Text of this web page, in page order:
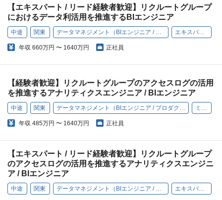
【エキスパート / リード経験者歓迎】リクルートグループ
におけるデータ利活用を推進するBIエンジニア
中途 関東 データマネジメント（BIエンジニア / プロダクトグロースエンジニア） エキスパート / リード
年収 660万円 〜 1640万円 正社員
【経験者歓迎】リクルートグループのアクセスログの活用
を推進するアナリティクスエンジニア / BIエンジニア
中途 関東 データマネジメント（BIエンジニア / プロダクトグロースエンジニア） ミドル
年収 485万円 〜 1640万円 正社員
【エキスパート / リード経験者歓迎】リクルートグループ
のアクセスログの活用を推進するアナリティクスエンジニ
ア / BIエンジニア
中途 関東 データマネジメント（BIエンジニア / プロダクトグロースエンジニア） エキスパート / リード